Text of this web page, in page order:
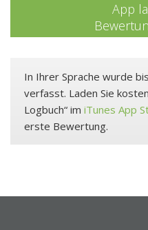
App
In Ihrer Sprache wurde
verfasst. Laden Sie
Logbuch“ im iTunes App
erste Bewertung.